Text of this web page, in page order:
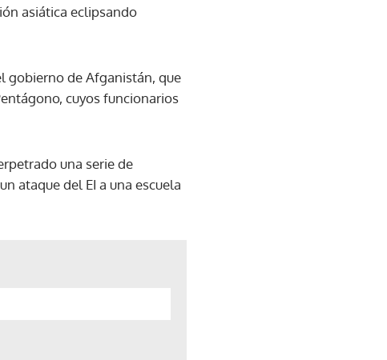
asiática eclipsando
gobierno de Afganistán, que
cuyos funcionarios
una serie de
ataque del EI a una escuela